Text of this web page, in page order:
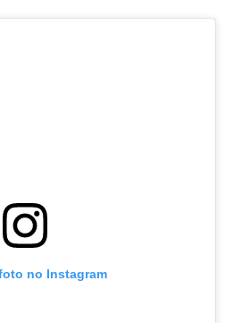
no Instagram